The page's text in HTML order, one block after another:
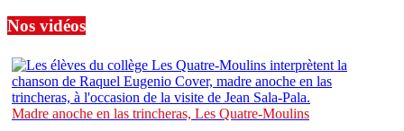
Nos vidéos
Madre anoche en las trincheras, Les Quatre-Moulins